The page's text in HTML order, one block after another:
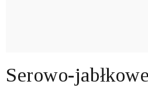
Serowo-